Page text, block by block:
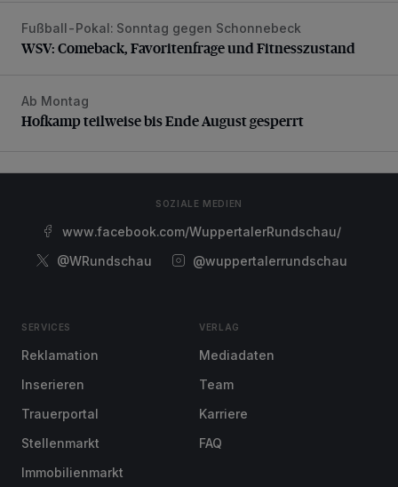
WSV: Comeback, Favoritenfrage und Fitnesszustand
Fußball-Pokal: Sonntag gegen Schonnebeck
WSV: Comeback, Favoritenfrage und Fitnesszustand
Hofkamp teilweise bis Ende August gesperrt
Ab Montag
Hofkamp teilweise bis Ende August gesperrt
SOZIALE MEDIEN
www.facebook.com/WuppertalerRundschau/
@WRundschau
@wuppertalerrundschau
SERVICES
Reklamation
Inserieren
Trauerportal
Stellenmarkt
Immobilienmarkt
VERLAG
Mediadaten
Team
Karriere
FAQ